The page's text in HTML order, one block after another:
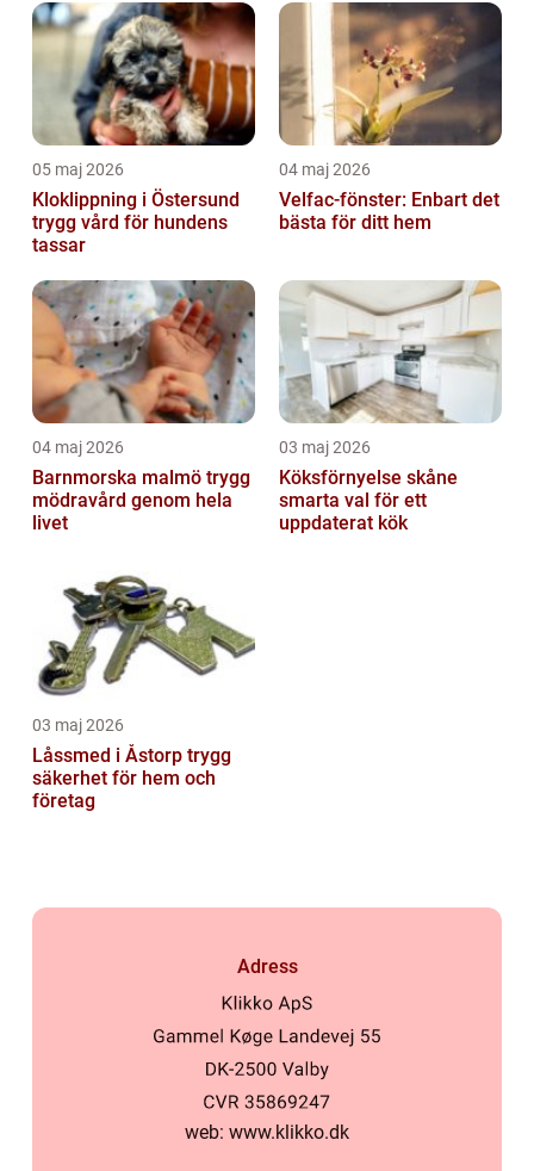
05 maj 2026
Kloklippning i Östersund
trygg vård för hundens
tassar
04 maj 2026
Velfac-fönster: Enbart det
bästa för ditt hem
04 maj 2026
Barnmorska malmö trygg
mödravård genom hela
livet
03 maj 2026
Köksförnyelse skåne
smarta val för ett
uppdaterat kök
03 maj 2026
Låssmed i Åstorp trygg
säkerhet för hem och
företag
Adress
web: www.klikko.dk